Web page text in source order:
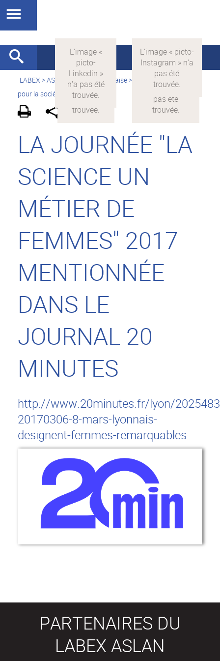
LABEX >ASLAN > Version française>
La science avec et
pour la société
On parle de nous
LA JOURNÉE "LA
SCIENCE UN
MÉTIER DE
FEMMES" 2017
MENTIONNÉE
DANS LE
JOURNAL 20
MINUTES
http://www.20minutes.fr/lyon/
20170306-8-mars-lyonnais-
designent-femmes-remarquables
PARTENAIRES DU
LABEX ASLAN